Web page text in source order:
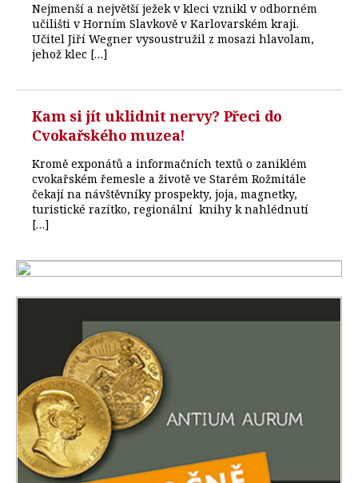
Nejmenší a největší ježek v kleci vznikl v odborném
učilišti v Horním Slavkově v Karlovarském kraji.
Učitel Jiří Wegner vysoustružil z mosazi hlavolam,
jehož klec […]
Kam si jít uklidnit nervy? Přeci do
Cvokařského muzea!
Kromě exponátů a informačních textů o zaniklém
cvokařském řemesle a životě ve Starém Rožmitále
čekají na návštěvníky prospekty, joja, magnetky,
turistické razítko, regionální knihy k nahlédnutí
[…]